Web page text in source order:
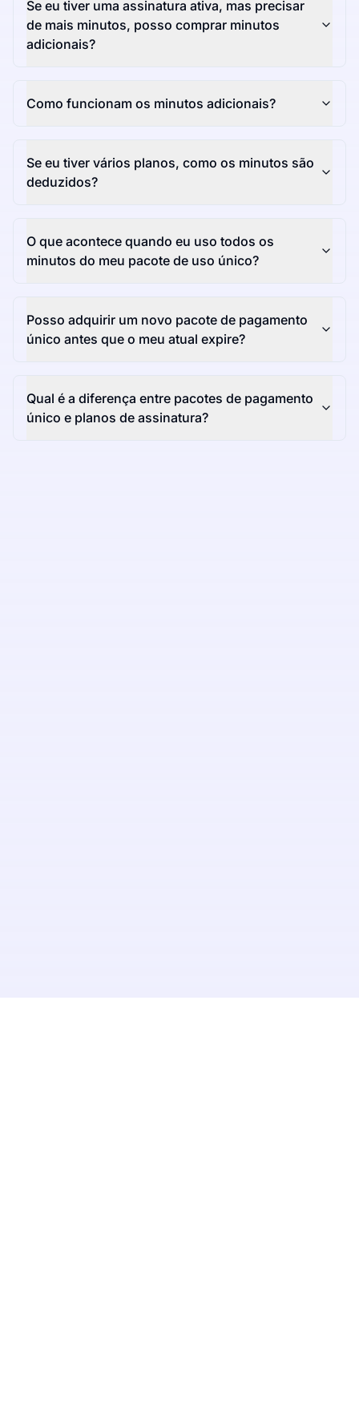
Se eu tiver uma assinatura ativa, mas precisar
de mais minutos, posso comprar minutos
adicionais?
Como funcionam os minutos adicionais?
Se eu tiver vários planos, como os minutos são
deduzidos?
O que acontece quando eu uso todos os
minutos do meu pacote de uso único?
Posso adquirir um novo pacote de pagamento
único antes que o meu atual expire?
Qual é a diferença entre pacotes de pagamento
único e planos de assinatura?